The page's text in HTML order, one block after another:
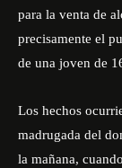
para la venta de
precisamente el
de una joven de
Los hechos
madrugada del
la mañana,